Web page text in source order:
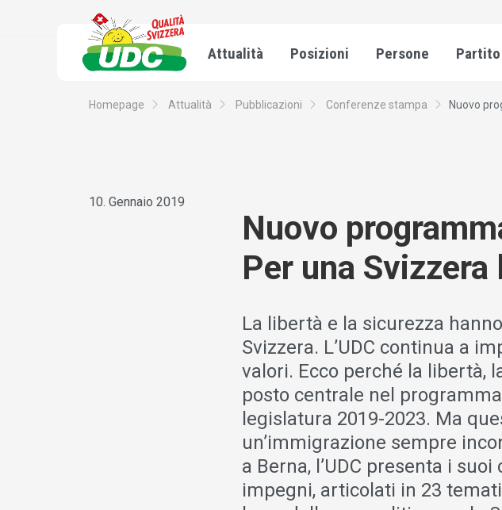
Attualità Posizioni Persone Partito
Homepage Attualità Pubblicazioni Conferenze stampa Nuovo
10. Gennaio 2019
Nuovo
Per una
La libertà e la sicurezza
Svizzera. L’UDC continua a
valori. Ecco perché la libertà,
posto centrale nel
legislatura 2019-2023. Ma
un’immigrazione sempre
a Berna, l’UDC presenta i
impegni, articolati in 23